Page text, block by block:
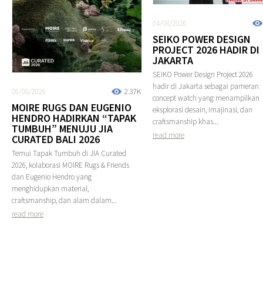
2.37K
06/08/2026
MOIRE RUGS DAN EUGENIO
HENDRO HADIRKAN “TAPAK
TUMBUH” MENUJU JIA
CURATED BALI 2026
Temui Tapak Tumbuh di JIA Curated
2026, kolaborasi MOIRE Rugs & Friends
dan Eugenio Hendro yang
menghidupkan material,
craftsmanship, dan alam dalam...
read more
04/08/2026
SEIKO POWER DESIGN
PROJECT 2026 HADIR DI
JAKARTA
SEIKO Power Design Project 2026
hadir di Jakarta sebagai pameran
concept watch yang menampilkan
eksplorasi desain, imajinasi, dan
craftsmanship khas...
read more